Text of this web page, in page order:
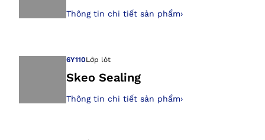
Thông tin chi tiết sản phẩm›
6Y110Lớp lót
Skeo Sealing
Thông tin chi tiết sản phẩm›